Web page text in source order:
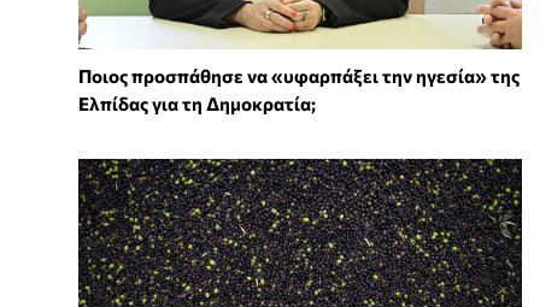
Ποιος προσπάθησε να «υφαρπάξει την ηγεσία» της
Ελπίδας για τη Δημοκρατία;